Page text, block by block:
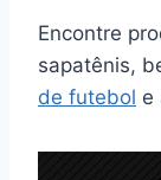
Encontre
sapatênis,
de futebol e